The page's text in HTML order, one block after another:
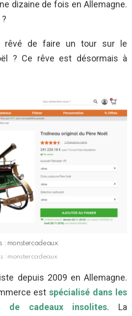
dizaine de fois en Allemagne.
rêvé de faire un tour sur le
? Ce rêve est désormais à
: monstercadeaux
: monstercadeaux
depuis 2009 en Allemagne.
estspécialisé dans les
de cadeaux insolites. La